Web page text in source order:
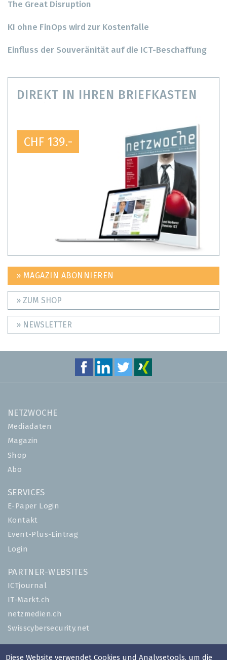
The Great Disruption
KI ohne FinOps wird zur Kostenfalle
Einfluss der Souveränität auf die ICT-Beschaffung
DIREKT IN IHREN BRIEFKASTEN
CHF 139.-
» MAGAZIN ABONNIEREN
» ZUM SHOP
» NEWSLETTER
NETZWOCHE
Mediadaten
Magazin
Shop
Abo
SERVICES
E-Paper Login
Kontakt
Event-Plus-Eintrag
Login
PARTNER-WEBSITES
ICTjournal
IT-Markt.ch
netzmedien.ch
Swisscybersecurity.net
Diese Website verwendet Cookies und Analysetools, um die